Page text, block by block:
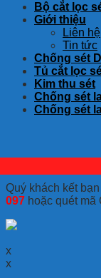
Bộ cắt lọc
Giới thiệu
Liên hệ
Tin tức
Chống sét
Tủ cắt lọc
Kim thu sét
Chống sét
Chống sét
Quý khách kết bạn
097 hoặc quét
x
x